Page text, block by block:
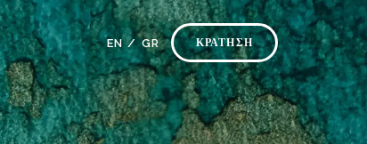
EN / GR ΚΡΑΤΗΣΗ